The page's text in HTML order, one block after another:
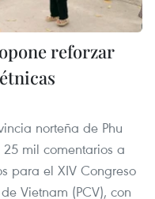
reforzar
norteña de Phu
mil comentarios a
para el XIV Congreso
Vietnam (PCV), con